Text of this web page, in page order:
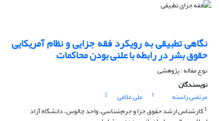
نگاهی تطبیقی به رویکرد فقه جزایی و نظام آمریکایی
حقوق بشر در رابطه با علنی بودن محاکمات
نوع مقاله : پژوهشی
نویسندگان
مرتضی راسته
1 علی غلامی
2
1کارشناس ارشد حقوق جزا و جرم‌شناسی، واحد چالوس، دانشگاه آزاد